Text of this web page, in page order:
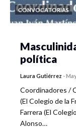
CONVOCATORIAS
política
Laura Gutiérrez -
Coordinadores /
(El Colegio de la
Farrera (El
Alonso…